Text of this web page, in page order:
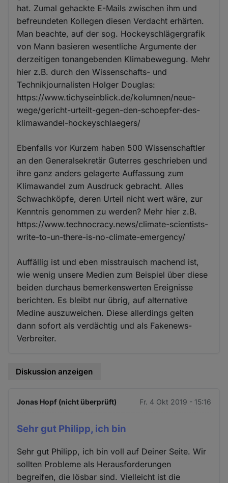
hat. Zumal gehackte E-Mails zwischen ihm und
befreundeten Kollegen diesen Verdacht erhärten.
Man beachte, auf der sog. Hockeyschlägergrafik
von Mann basieren wesentliche Argumente der
derzeitigen tonangebenden Klimabewegung. Mehr
hier z.B. durch den Wissenschafts- und
Technikjournalisten Holger Douglas:
https://www.tichyseinblick.de/kolumnen/neue-
wege/gericht-urteilt-gegen-den-schoepfer-des-
klimawandel-hockeyschlaegers/
Ebenfalls vor Kurzem haben 500 Wissenschaftler
an den Generalsekretär Guterres geschrieben und
ihre ganz anders gelagerte Auffassung zum
Klimawandel zum Ausdruck gebracht. Alles
Schwachköpfe, deren Urteil nicht wert wäre, zur
Kenntnis genommen zu werden? Mehr hier z.B.
https://www.technocracy.news/climate-scientists-
write-to-un-there-is-no-climate-emergency/
Auffällig ist und eben misstrauisch machend ist,
wie wenig unsere Medien zum Beispiel über diese
beiden durchaus bemerkenswerten Ereignisse
berichten. Es bleibt nur übrig, auf alternative
Medine auszuweichen. Diese allerdings gelten
dann sofort als verdächtig und als Fakenews-
Verbreiter.
Diskussion anzeigen
Jonas Hopf (nicht überprüft) Fr. 4 Okt 2019 - 15:16
Sehr gut Philipp, ich bin
Sehr gut Philipp, ich bin voll auf Deiner Seite. Wir
sollten Probleme als Herausforderungen
begreifen, die lösbar sind. Vielleicht ist die